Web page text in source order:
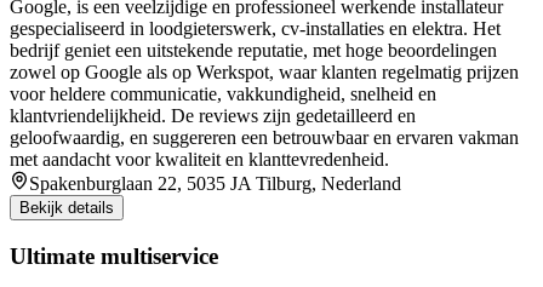
Google, is een veelzijdige en professioneel werkende installateur
gespecialiseerd in loodgieterswerk, cv-installaties en elektra. Het
bedrijf geniet een uitstekende reputatie, met hoge beoordelingen
zowel op Google als op Werkspot, waar klanten regelmatig prijzen
voor heldere communicatie, vakkundigheid, snelheid en
klantvriendelijkheid. De reviews zijn gedetailleerd en
geloofwaardig, en suggereren een betrouwbaar en ervaren vakman
met aandacht voor kwaliteit en klanttevredenheid.
Spakenburglaan 22, 5035 JA Tilburg, Nederland
Bekijk details
Ultimate multiservice